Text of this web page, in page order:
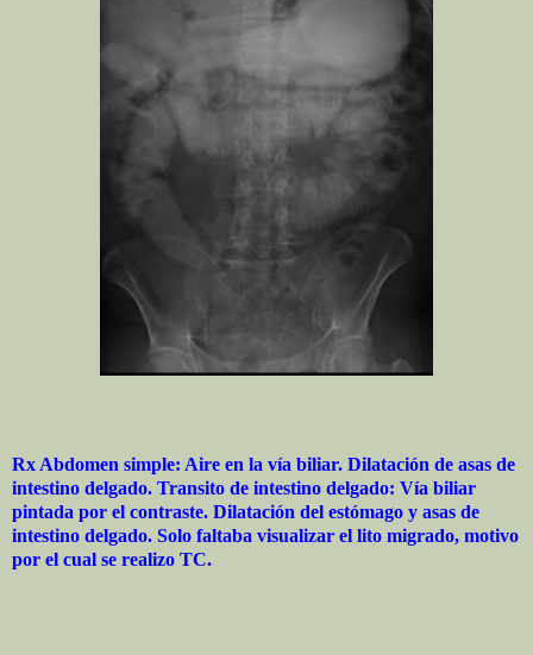
Rx Abdomen simple: Aire en la vía biliar. Dilatación de asas de
intestino delgado. Transito de intestino delgado: Vía biliar
pintada por el contraste. Dilatación del estómago y asas de
intestino delgado. Solo faltaba visualizar el lito migrado, motivo
por el cual se realizo TC.